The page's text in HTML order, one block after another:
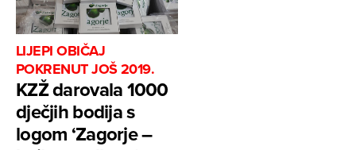
LIJEPI OBIČAJ
POKRENUT JOŠ 2019.
KZŽ darovala 1000
dječjih bodija s
logom ‘Zagorje –